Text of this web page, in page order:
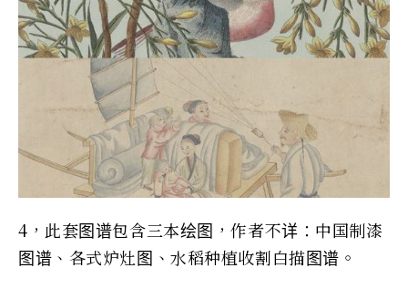
4，此套图谱包含三本绘图，作者不详：中国制漆
图谱、各式炉灶图、水稻种植收割白描图谱。